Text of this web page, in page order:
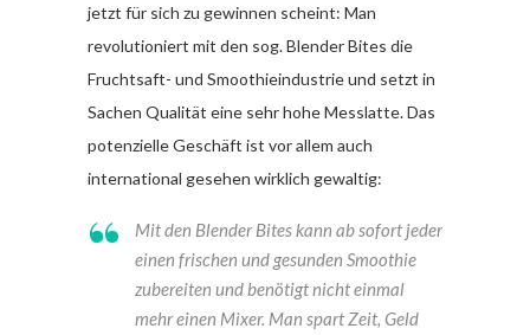
jetzt für sich zu gewinnen scheint: Man
revolutioniert mit den sog. Blender Bites die
Fruchtsaft- und Smoothieindustrie und setzt in
Sachen Qualität eine sehr hohe Messlatte. Das
potenzielle Geschäft ist vor allem auch
international gesehen wirklich gewaltig:
Mit den Blender Bites kann ab sofort jeder
einen frischen und gesunden Smoothie
zubereiten und benötigt nicht einmal
mehr einen Mixer. Man spart Zeit, Geld